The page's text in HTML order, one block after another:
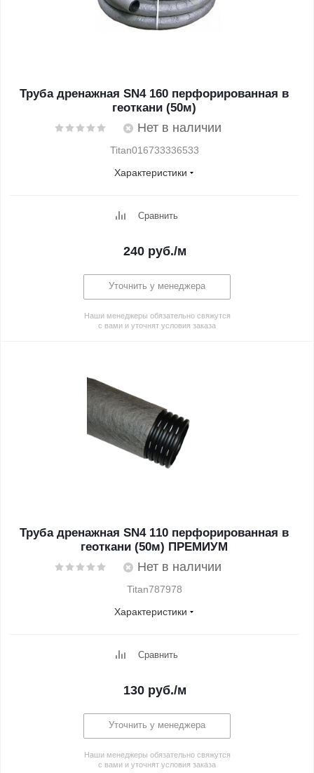
Труба дренажная SN4 160 перфорированная в
геоткани (50м)
Нет в наличии
Titan016733336533
Характеристики
Сравнить
240руб./м
Уточнить у менеджера
Наши менеджеры обязательно свяжутся
с вами и уточнят условия заказа
Труба дренажная SN4 110 перфорированная в
геоткани (50м) ПРЕМИУМ
Нет в наличии
Titan787978
Характеристики
Сравнить
130руб./м
Уточнить у менеджера
Наши менеджеры обязательно свяжутся
с вами и уточнят условия заказа